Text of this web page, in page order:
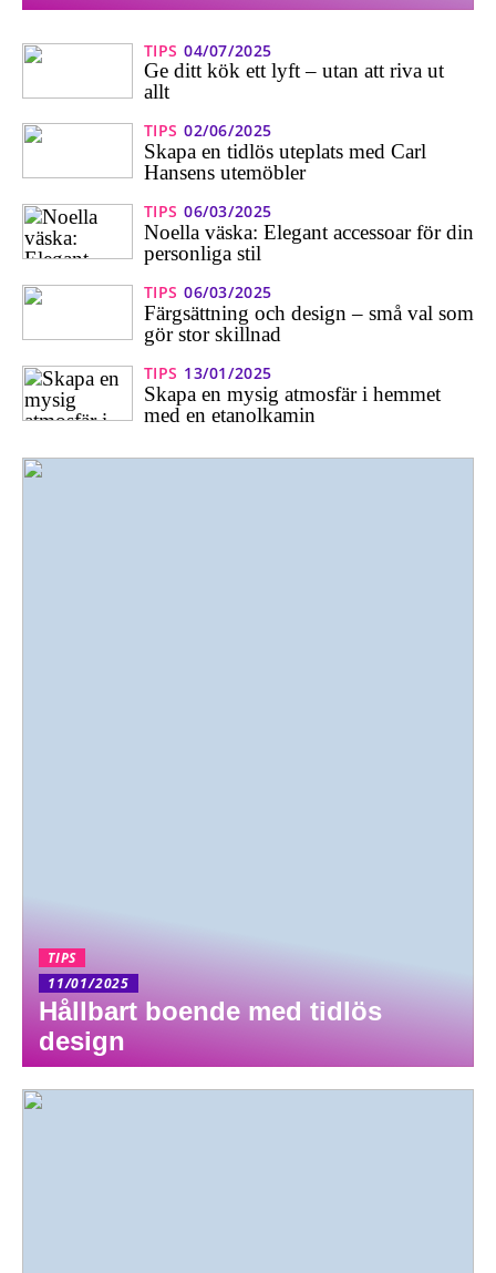
TIPS 04/07/2025
Ge ditt kök ett lyft – utan att riva ut
allt
TIPS 02/06/2025
Skapa en tidlös uteplats med Carl
Hansens utemöbler
TIPS 06/03/2025
Noella väska: Elegant accessoar för din
personliga stil
TIPS 06/03/2025
Färgsättning och design – små val som
gör stor skillnad
TIPS 13/01/2025
Skapa en mysig atmosfär i hemmet
med en etanolkamin
TIPS
11/01/2025
Hållbart boende med tidlös
design